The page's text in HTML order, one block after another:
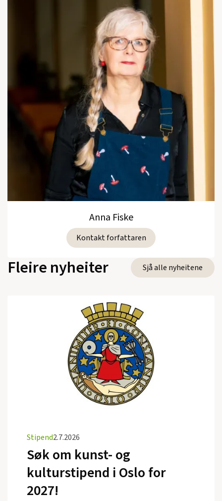
Anna Fiske
Kontakt forfattaren
Fleire nyheiter Sjå alle nyheitene
Stipend2.7.2026
Søk om kunst- og
kulturstipend i Oslo for
2027!